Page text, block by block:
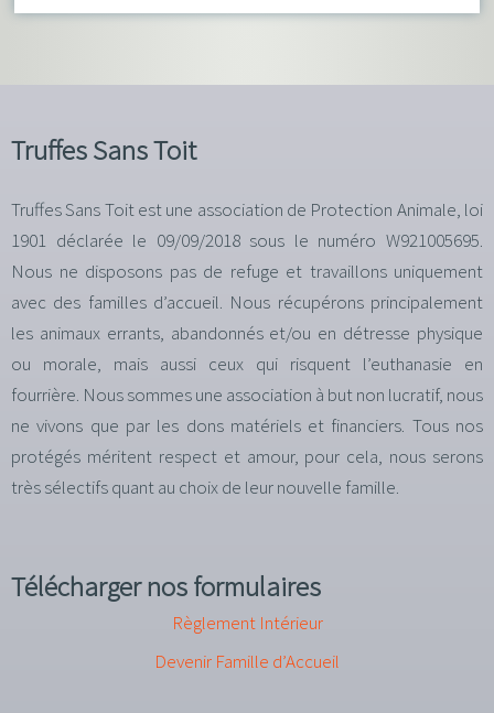
Truffes Sans Toit
Truffes Sans Toit est une association de Protection Animale, loi
1901 déclarée le 09/09/2018 sous le numéro W921005695.
Nous ne disposons pas de refuge et travaillons uniquement
avec des familles d’accueil. Nous récupérons principalement
les animaux errants, abandonnés et/ou en détresse physique
ou morale, mais aussi ceux qui risquent l’euthanasie en
fourrière. Nous sommes une association à but non lucratif, nous
ne vivons que par les dons matériels et financiers. Tous nos
protégés méritent respect et amour, pour cela, nous serons
très sélectifs quant au choix de leur nouvelle famille.
Télécharger nos formulaires
Règlement Intérieur
Devenir Famille d’Accueil